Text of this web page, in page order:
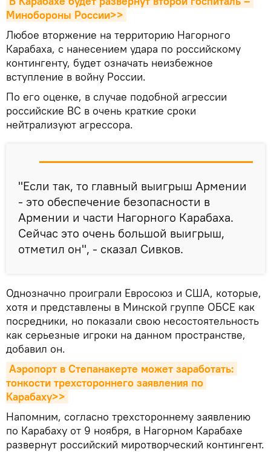
Минобороны России>>
Любое вторжение на территорию Нагорного
Карабаха, с нанесением удара по российскому
контингенту, будет означать неизбежное
вступление в войну России.
По его оценке, в случае подобной агрессии
российские ВС в очень краткие сроки
нейтрализуют агрессора.
"Если так, то главный выигрыш Армении
- это обеспечение безопасности в
Армении и части Нагорного Карабаха.
Сейчас это очень большой выигрыш,
отметил он", - сказал Сивков.
Однозначно проиграли Евросоюз и США, которые,
хотя и представлены в Минской группе ОБСЕ как
посредники, но показали свою несостоятельность
как серьезные игроки на данном пространстве,
добавил он.
Аэропорт в Степанакерте может заработать:
тонкости трехстороннего заявления по
Карабаху>>
Напомним, согласно трехстороннему заявлению
по Карабаху от 9 ноября, в Нагорном Карабахе
развернут российский миротворческий контингент.